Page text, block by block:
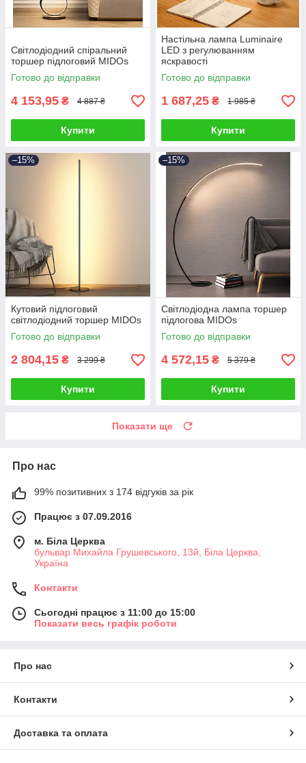
Світлодіодний спіральний
торшер підлоговий MIDOs
Готово до відправки
4 153,95 ₴ 4 887 ₴
Купити
Настільна лампа Luminaire
LED з регулюванням
яскравості
Готово до відправки
1 687,25 ₴ 1 985 ₴
Купити
–15%
Кутовий підлоговий
світлодіодний торшер MIDOs
Готово до відправки
2 804,15 ₴ 3 299 ₴
Купити
–15%
Світлодіодна лампа торшер
підлогова MIDOs
Готово до відправки
4 572,15 ₴ 5 379 ₴
Купити
Показати ще
Про нас
99% позитивних з 174 відгуків за рік
Працює з 07.09.2016
м. Біла Церква
бульвар Михайла Грушевського, 13й, Біла Церква,
Україна
Контакти
Сьогодні працює з 11:00 до 15:00
Показати весь графік роботи
Про нас
Контакти
Доставка та оплата